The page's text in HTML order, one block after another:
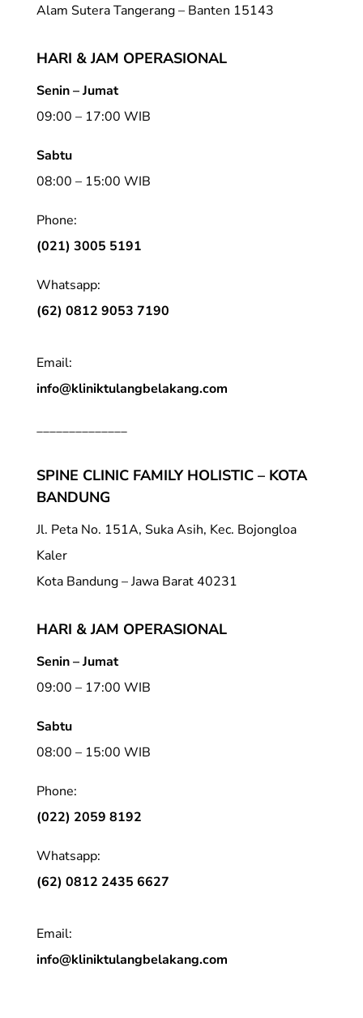
Alam Sutera Tangerang – Banten 15143
HARI & JAM OPERASIONAL
Senin – Jumat
09:00 – 17:00 WIB
Sabtu
08:00 – 15:00 WIB
Phone:
(021) 3005 5191
Whatsapp:
(62) 0812 9053 7190
Email:
info@kliniktulangbelakang.com
______________
SPINE CLINIC FAMILY HOLISTIC – KOTA
BANDUNG
Jl. Peta No. 151A, Suka Asih, Kec. Bojongloa
Kaler
Kota Bandung – Jawa Barat 40231
HARI & JAM OPERASIONAL
Senin – Jumat
09:00 – 17:00 WIB
Sabtu
08:00 – 15:00 WIB
Phone:
(022) 2059 8192
Whatsapp:
(62) 0812 2435 6627
Email:
info@kliniktulangbelakang.com